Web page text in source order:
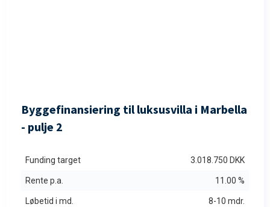
Byggefinansiering til luksusvilla i Marbella
- pulje 2
Funding target 3.018.750 DKK
Rente p.a. 11.00 %
Løbetid i md. 8-10 mdr.